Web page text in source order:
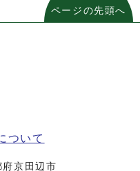
ページの先頭へ
ついて
京田辺市